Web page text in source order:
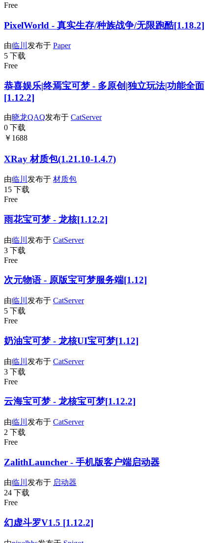
Free
PixelWorld - 真实生存/种族战争/无限跑酷[1.18.2]
由临川 发布于 Paper
5 下载
Free
恭喜娱乐|终焉宝可梦 - 多原创|独立玩法|功能全面
[1.12.2]
由晓龙QAQ发布于 CatServer
0 下载
￥1688
XRay 材质包(1.21.10-1.4.7)
由临川 发布于 材质包
15 下载
Free
雨花宝可梦 - 龙核[1.12.2]
由临川 发布于 CatServer
3 下载
Free
次元物语 - 原版宝可梦服务端[1.12]
由临川 发布于 CatServer
5 下载
Free
奶油宝可梦 - 龙核UI宝可梦[1.12]
由临川 发布于 CatServer
3 下载
Free
云海宝可梦 - 龙核宝可梦[1.12.2]
由临川 发布于 CatServer
2 下载
Free
ZalithLauncher - 手机版客户端启动器
由临川 发布于 启动器
24 下载
Free
幻虚斗罗V1.5 [1.12.2]